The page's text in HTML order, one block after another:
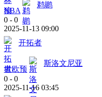
NBA
鹈鹕
0 - 0
2025-11-13 09:00
开拓者
世欧预
斯洛文尼亚
0 - 0
2025-11-16 03:45